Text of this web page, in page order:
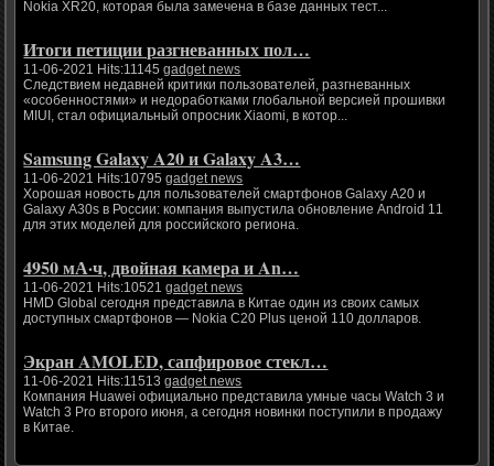
Nokia XR20, которая была замечена в базе данных тест...
Итоги петиции разгневанных пол…
11-06-2021 Hits:11145gadget news
Следствием недавней критики пользователей, разгневанных
«особенностями» и недоработками глобальной версией прошивки
MIUI, стал официальный опросник Xiaomi, в котор...
Samsung Galaxy A20 и Galaxy A3…
11-06-2021 Hits:10795gadget news
Хорошая новость для пользователей смартфонов Galaxy A20 и
Galaxy A30s в России: компания выпустила обновление Android 11
для этих моделей для российского региона.
4950 мА·ч, двойная камера и An…
11-06-2021 Hits:10521gadget news
HMD Global сегодня представила в Китае один из своих самых
доступных смартфонов — Nokia C20 Plus ценой 110 долларов.
Экран AMOLED, сапфировое стекл…
11-06-2021 Hits:11513gadget news
Компания Huawei официально представила умные часы Watch 3 и
Watch 3 Pro второго июня, а сегодня новинки поступили в продажу
в Китае.